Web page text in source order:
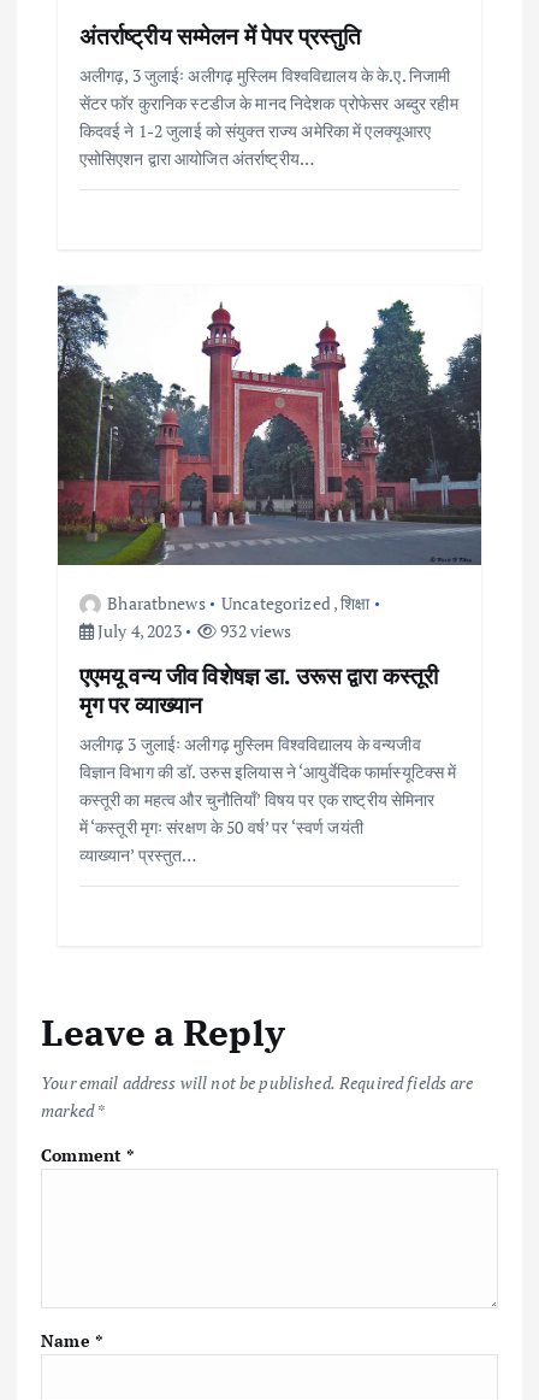
अंतर्राष्ट्रीय सम्मेलन में पेपर प्रस्तुति
अलीगढ़, 3 जुलाईः अलीगढ़ मुस्लिम विश्वविद्यालय के के.ए. निजामी
सेंटर फॉर कुरानिक स्टडीज के मानद निदेशक प्रोफेसर अब्दुर रहीम
किदवई ने 1-2 जुलाई को संयुक्त राज्य अमेरिका में एलक्यूआरए
एसोसिएशन द्वारा आयोजित अंतर्राष्ट्रीय…
Bharatbnews Uncategorized ,शिक्षा
July 4, 2023
932 views
एएमयू वन्य जीव विशेषज्ञ डा. उरूस द्वारा कस्तूरी
मृग पर व्याख्यान
अलीगढ़ 3 जुलाईः अलीगढ़ मुस्लिम विश्वविद्यालय के वन्यजीव
विज्ञान विभाग की डॉ. उरुस इलियास ने ‘आयुर्वेदिक फार्मास्यूटिक्स में
कस्तूरी का महत्व और चुनौतियाँ’ विषय पर एक राष्ट्रीय सेमिनार
में ‘कस्तूरी मृगः संरक्षण के 50 वर्ष’ पर ‘स्वर्ण जयंती
व्याख्यान’ प्रस्तुत…
Leave a Reply
Your email address will not be published. Required fields are
marked*
Comment*
Name *